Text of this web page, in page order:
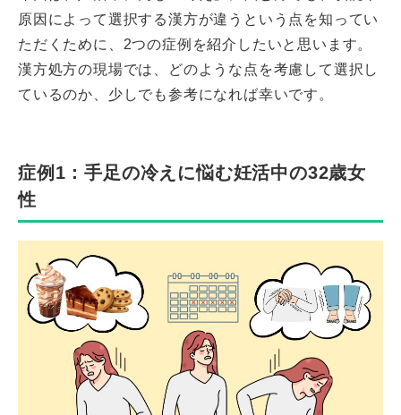
原因によって選択する漢方が違うという点を知ってい
ただくために、2つの症例を紹介したいと思います。
漢方処方の現場では、どのような点を考慮して選択し
ているのか、少しでも参考になれば幸いです。
症例1：手足の冷えに悩む妊活中の32歳女
性